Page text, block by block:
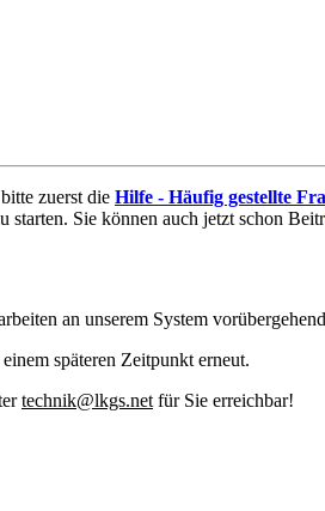
zuerst die Hilfe - Häufig gestellte
Sie können auch jetzt schon
an unserem System
späteren Zeitpunkt erneut.
technik@lkgs.netfür Sie erreichbar!